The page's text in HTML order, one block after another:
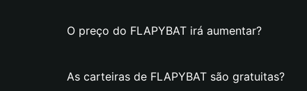
O preço do FLAPYBAT irá aumentar?
As carteiras de FLAPYBAT são gratuitas?